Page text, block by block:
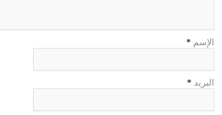
الإسم *
البريد *